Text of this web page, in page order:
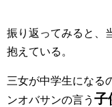
振り返ってみると、
抱えている。
三女が中学生になる
ンオバサンの言う 子